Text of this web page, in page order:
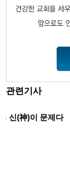
관련기사
신(神)이 문제다